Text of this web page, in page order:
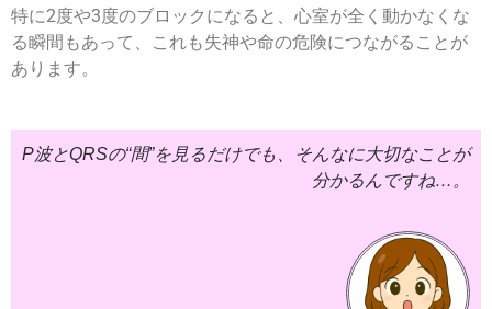
特に2度や3度のブロックになると、心室が全く動かなくな
る瞬間もあって、これも失神や命の危険につながることが
あります。
P波とQRSの“間”を見るだけでも、そんなに大切なことが
分かるんですね…。